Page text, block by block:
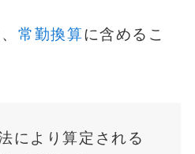
常勤換算に含めるこ
により算定される